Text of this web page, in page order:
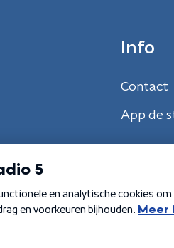
Info
Contact
App de
Privacybeleid